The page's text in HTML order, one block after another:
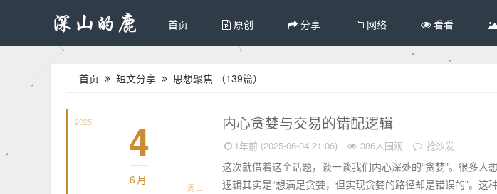
首页 原创 分享 网络 看看
首页 短文分享 思想聚焦 （139篇）
2025 4
6月
周三
内心贪婪与交易的错配逻辑
1年前 (2025-06-04 21:06) 386人围观 抢沙发
这次就借着这个话题，谈一谈我们内心深处的“贪婪”。很多人
逻辑其实是“想满足贪婪，但实现贪婪的路径却是错误的”。这